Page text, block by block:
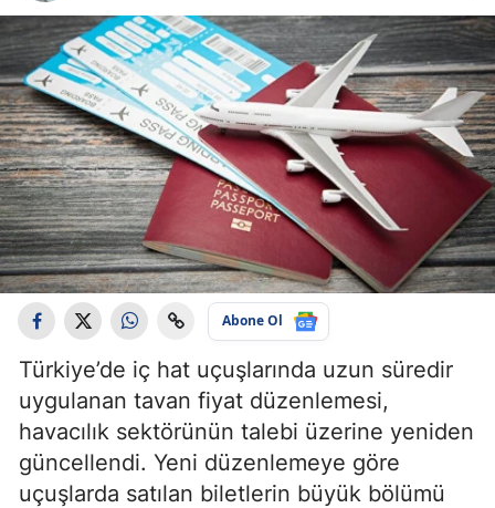
Abone Ol
Türkiye’de iç hat uçuşlarında uzun süredir
uygulanan tavan fiyat düzenlemesi,
havacılık sektörünün talebi üzerine yeniden
güncellendi. Yeni düzenlemeye göre
uçuşlarda satılan biletlerin büyük bölümü